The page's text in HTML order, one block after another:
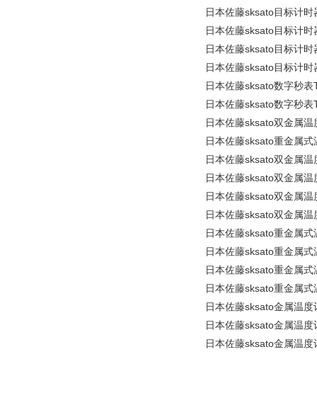
日本佐藤sksato目标计
日本佐藤sksato目标计
日本佐藤sksato目标计
日本佐藤sksato目标计
日本佐藤sksato数字秒
日本佐藤sksato数字秒
日本佐藤sksato双金属
日本佐藤sksato重金属
日本佐藤sksato双金属
日本佐藤sksato双金属
日本佐藤sksato双金属
日本佐藤sksato双金属
日本佐藤sksato重金属
日本佐藤sksato重金属
日本佐藤sksato重金属
日本佐藤sksato重金属
日本佐藤sksato金属温度
日本佐藤sksato金属温度
日本佐藤sksato金属温度